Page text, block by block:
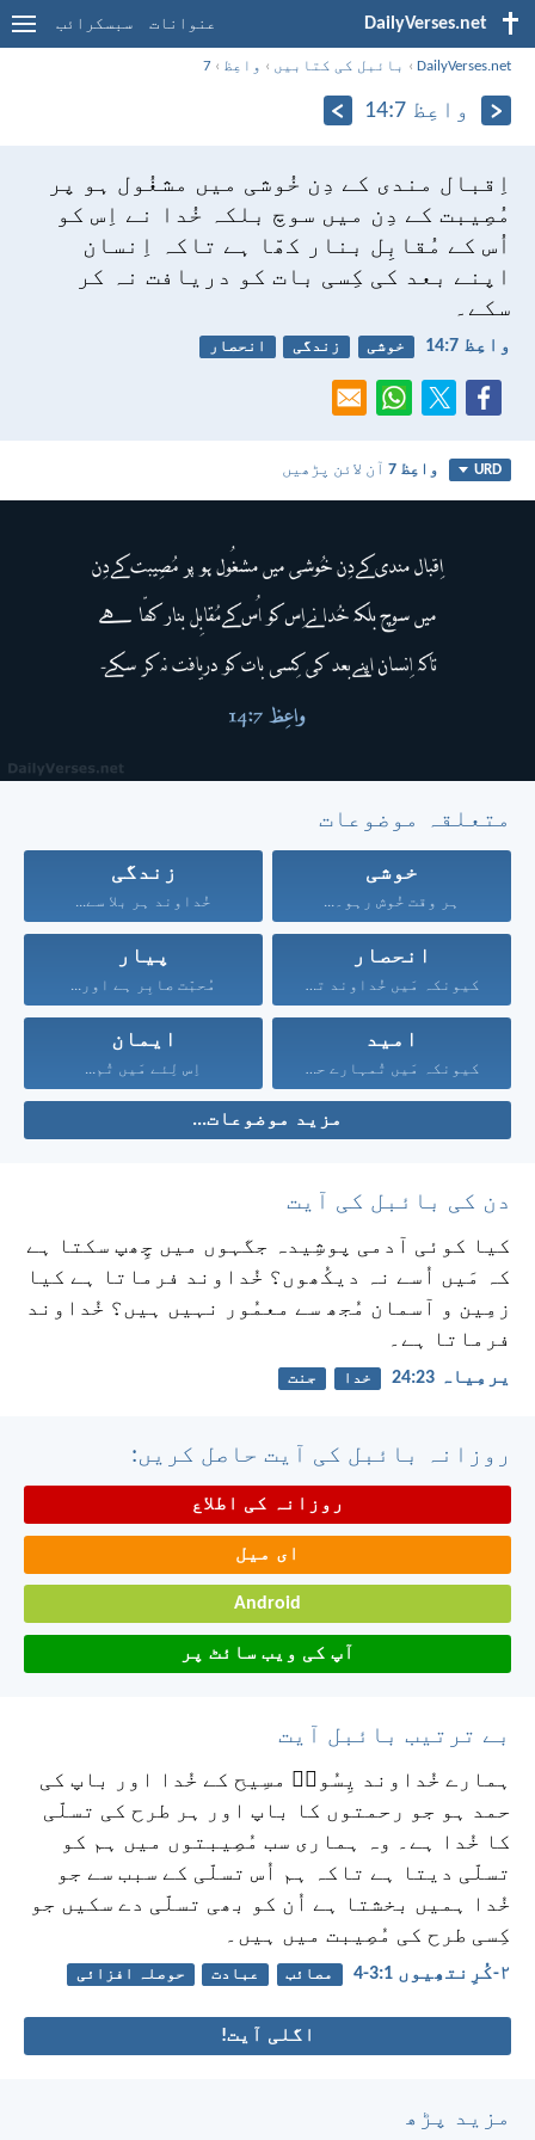
DailyVerses.net عنوانات سبسکرائب
DailyVerses.net
› بائبل کی کتابیں › واعِظ ›
7
واعِظ 7:‏14
اِقبال مندی کے دِن خُوشی میں مشغُول ہو پر
مُصِیبت کے دِن میں سوچ بلکہ خُدا نے اِس کو
اُس کے مُقابِل بنار کھّا ہے تاکہ اِنسان
اپنے بعد کی کِسی بات کو دریافت نہ کر
سکے۔
واعِظ 7:‏14 خوشی زندگی انحصار
URD واعِظ 7 آن لائن پڑھیں
متعلقہ موضوعات
خوشی
ہر وقت خُوش رہو۔...
زندگی
خُداوند ہر بلا سے...
انحصار
کیونکہ مَیں خُداوند تیرا...
پیار
مُحبّت صابِر ہے اور...
امید
کیونکہ مَیں تُمہارے حق...
ایمان
اِس لِئے مَیں تُم...
مزید موضوعات...
دن کی بائبل کی آیت
کیا کوئی آدمی پوشِیدہ جگہوں میں چِھپ سکتا ہے
کہ مَیں اُسے نہ دیکُھوں؟ خُداوند فرماتا ہے کیا
زمِین و آسمان مُجھ سے معمُور نہیں ہیں؟ خُداوند
فرماتا ہے۔
یرمِیاہ 23:‏24 خدا جنت
روزانہ بائبل کی آیت حاصل کریں:
روزانہ کی اطلاع
ای میل
Android
آپ کی ویب سائٹ پر
بے ترتیب بائبل آیت
ہمارے خُداوند یِسُوعؔ مسِیح کے خُدا اور باپ کی
حمد ہو جو رحمتوں کا باپ اور ہر طرح کی تسلّی
کا خُدا ہے۔ وہ ہماری سب مُصِیبتوں میں ہم کو
تسلّی دیتا ہے تاکہ ہم اُس تسلّی کے سبب سے جو
خُدا ہمیں بخشتا ہے اُن کو بھی تسلّی دے سکیں جو
کِسی طرح کی مُصِیبت میں ہیں۔
۲-کُرِنتھِیوں 1:‏3-‏4 مصائب عبادت حوصلہ افزائی
اگلی آیت!
مزید پڑھ